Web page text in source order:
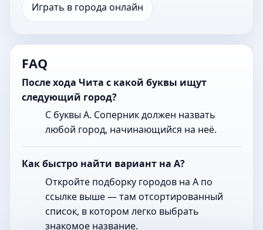
Играть в города онлайн
FAQ
После хода Чита с какой буквы ищут
следующий город?
С буквы А. Соперник должен назвать
любой город, начинающийся на неё.
Как быстро найти вариант на А?
Откройте подборку городов на А по
ссылке выше — там отсортированный
список, в котором легко выбрать
знакомое название.